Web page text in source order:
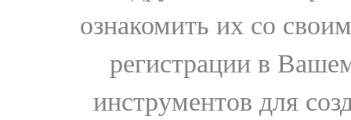
ознакомить их со
регистрации в
инструментов для